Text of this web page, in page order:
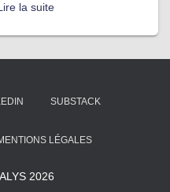
la suite
SUBSTACK
LÉGALES
2026